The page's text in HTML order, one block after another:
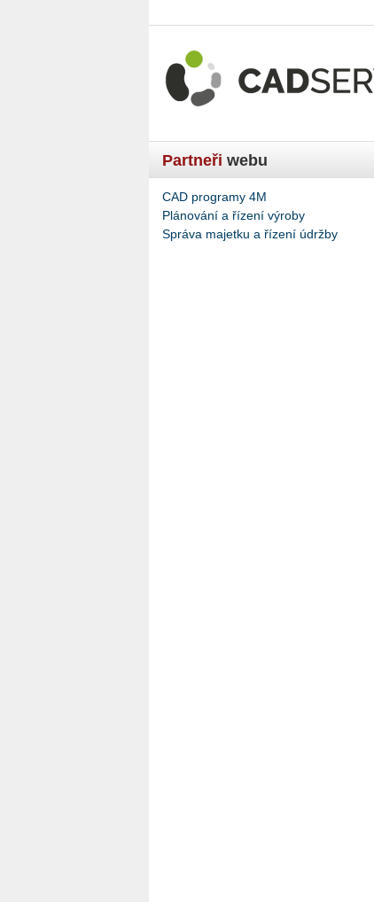
Partneři webu
CAD programy 4M
Plánování a řízení výroby
Správa majetku a řízení údržby